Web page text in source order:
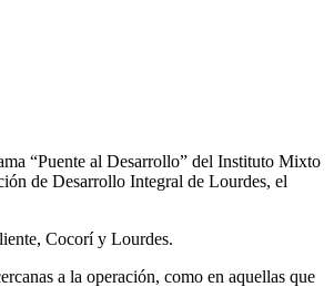
“Puente al Desarrollo” del Instituto Mixto
de Desarrollo Integral de Lourdes, el
Cocorí y Lourdes.
a la operación, como en aquellas que